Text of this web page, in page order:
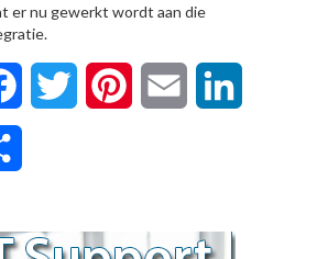
er nu gewerkt wordt aan die
FacebookTwitter Pinterest Email